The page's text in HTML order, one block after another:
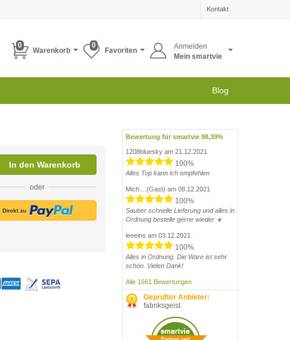
Kontakt
Warenkorb
0 0
Favoriten
Anmelden
Mein smartvie
Blog
In den Warenkorb
oder
Bewertung für smartvie 98,39%
1208bluesky am 21.12.2021
100%
Alles Top kann ich empfehlen
Mich....(Gast) am 08.12.2021
100%
Sauber schnelle Lieferung und alles in
Ordnung bestelle gerne wieder ☀️
leeeins am 03.12.2021
100%
Alles in Ordnung. Die Ware ist sehr
schön. Vielen Dank!
Alle 1661 Bewertungen
Geprüfter Anbieter:
fabriksgeist